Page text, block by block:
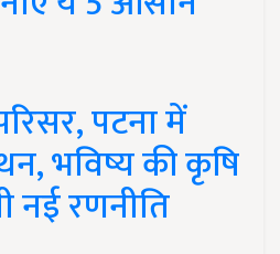
पटना में
भविष्य की कृषि
नई रणनीति